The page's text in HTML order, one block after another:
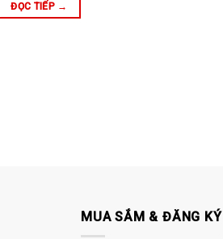
ĐỌC TIẾP →
MUA SẮM & ĐĂNG KÝ